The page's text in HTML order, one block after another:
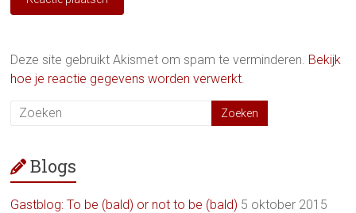
Deze site gebruikt Akismet om spam te verminderen. Bekijk
hoe je reactie gegevens worden verwerkt.
Blogs
Gastblog: To be (bald) or not to be (bald) 5 oktober 2015